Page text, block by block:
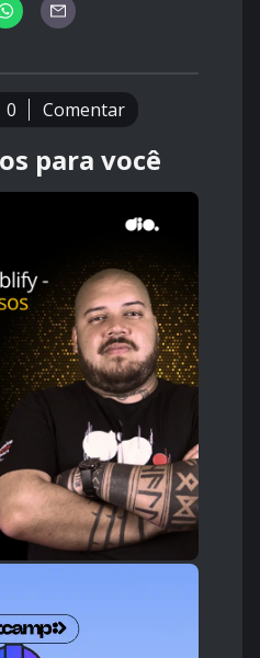
0 Comentar
para você